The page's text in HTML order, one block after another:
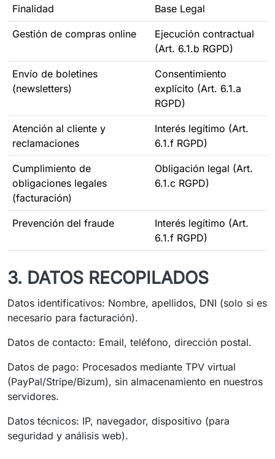
Finalidad Base Legal
Gestión de compras online
Ejecución contractual
(Art. 6.1.b RGPD)
Envío de boletines
(newsletters)
Consentimiento
explícito (Art. 6.1.a
RGPD)
Atención al cliente y
reclamaciones
Interés legítimo (Art.
6.1.f RGPD)
Cumplimiento de
obligaciones legales
(facturación)
Obligación legal (Art.
6.1.c RGPD)
Prevención del fraude
Interés legítimo (Art.
6.1.f RGPD)
3. DATOS RECOPILADOS
Datos identificativos: Nombre, apellidos, DNI (solo si es
necesario para facturación).
Datos de contacto: Email, teléfono, dirección postal.
Datos de pago: Procesados mediante TPV virtual
(PayPal/Stripe/Bizum), sin almacenamiento en nuestros
servidores.
Datos técnicos: IP, navegador, dispositivo (para
seguridad y análisis web).